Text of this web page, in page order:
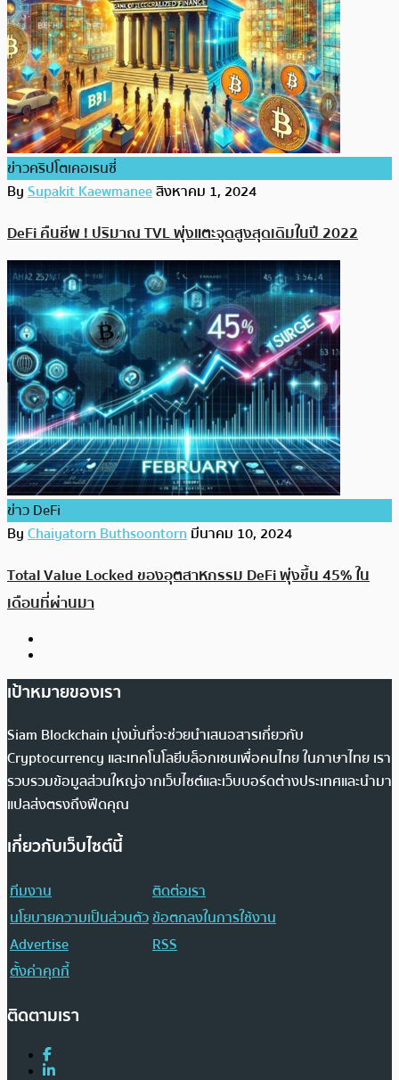
ข่าวคริปโตเคอเรนซี่
BySupakit Kaewmaneeสิงหาคม 1, 2024
DeFi คืนชีพ ! ปริมาณ TVL พุ่งแตะจุดสูงสุดเดิมในปี 2022
ข่าว DeFi
ByChaiyatorn Buthsoontornมีนาคม 10, 2024
Total Value Locked ของอุตสาหกรรม DeFi พุ่งขึ้น 45% ใน
เดือนที่ผ่านมา
เป้าหมายของเรา
Siam Blockchain มุ่งมั่นที่จะช่วยนำเสนอสารเกี่ยวกับ
Cryptocurrency และเทคโนโลยีบล็อกเชนเพื่อคนไทย ในภาษาไทย เรา
รวบรวมข้อมูลส่วนใหญ่จากเว็บไซต์และเว็บบอร์ดต่างประเทศและนำมา
แปลส่งตรงถึงฟีดคุณ
เกี่ยวกับเว็บไซต์นี้
ทีมงาน
ติดต่อเรา
นโยบายความเป็นส่วนตัวข้อตกลงในการใช้งาน
Advertise
RSS
ตั้งค่าคุกกี้
ติดตามเรา